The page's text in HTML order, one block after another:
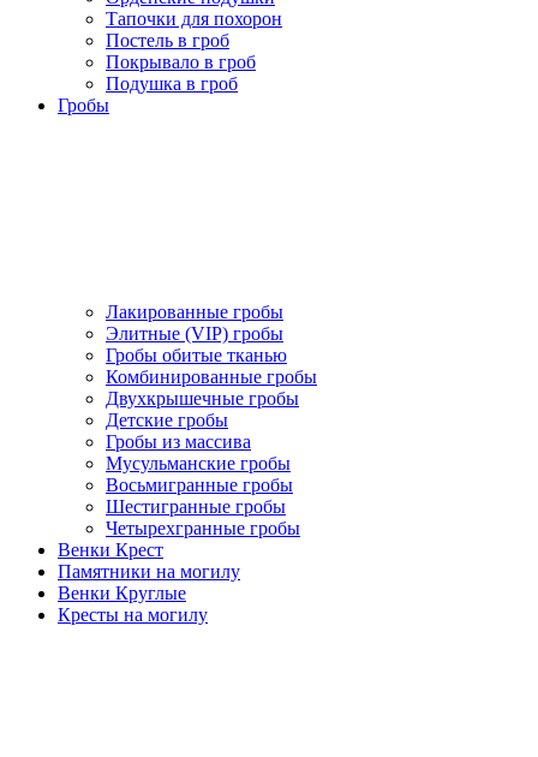
Тапочки для похорон
Постель в гроб
Покрывало в гроб
Подушка в гроб
Гробы
Лакированные гробы
Элитные (VIP) гробы
Гробы обитые тканью
Комбинированные гробы
Двухкрышечные гробы
Детские гробы
Гробы из массива
Мусульманские гробы
Восьмигранные гробы
Шестигранные гробы
Четырехгранные гробы
Венки Крест
Памятники на могилу
Венки Круглые
Кресты на могилу